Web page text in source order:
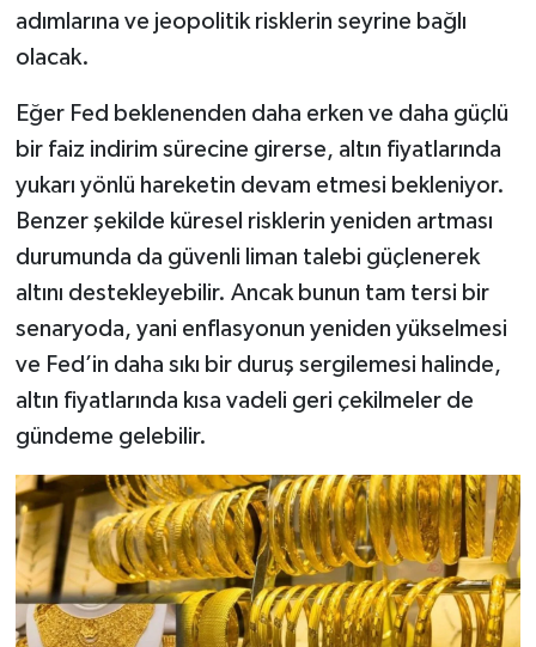
adımlarına ve jeopolitik risklerin seyrine bağlı
olacak.
Eğer Fed beklenenden daha erken ve daha güçlü
bir faiz indirim sürecine girerse, altın fiyatlarında
yukarı yönlü hareketin devam etmesi bekleniyor.
Benzer şekilde küresel risklerin yeniden artması
durumunda da güvenli liman talebi güçlenerek
altını destekleyebilir. Ancak bunun tam tersi bir
senaryoda, yani enflasyonun yeniden yükselmesi
ve Fed’in daha sıkı bir duruş sergilemesi halinde,
altın fiyatlarında kısa vadeli geri çekilmeler de
gündeme gelebilir.